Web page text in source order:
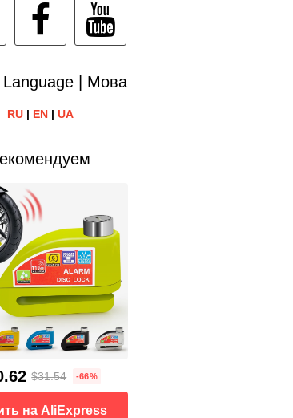
| Мова
RU| EN| UA
$31.54 -66%
на AliExpress